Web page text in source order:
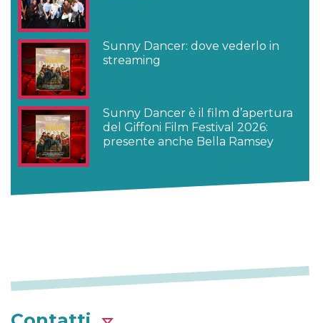
Sunny Dancer: dove vederlo in
streaming
Sunny Dancer è il film d’apertura
del Giffoni Film Festival 2026:
presente anche Bella Ramsey